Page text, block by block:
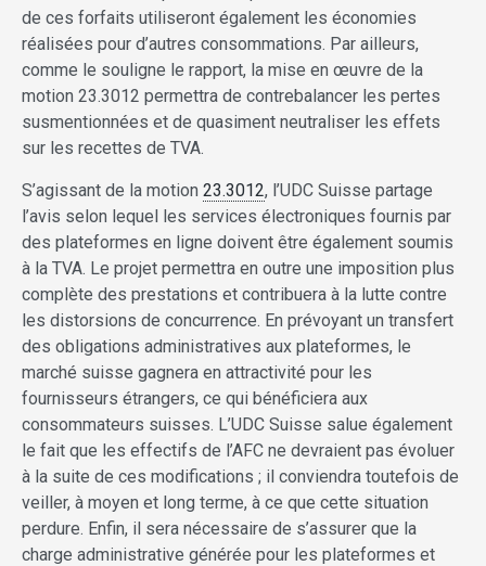
de ces forfaits utiliseront également les économies
réalisées pour d’autres consommations. Par ailleurs,
comme le souligne le rapport, la mise en œuvre de la
motion 23.3012 permettra de contrebalancer les pertes
susmentionnées et de quasiment neutraliser les effets
sur les recettes de TVA.
S’agissant de la motion 23.3012, l’UDC Suisse partage
l’avis selon lequel les services électroniques fournis par
des plateformes en ligne doivent être également soumis
à la TVA. Le projet permettra en outre une imposition plus
complète des prestations et contribuera à la lutte contre
les distorsions de concurrence. En prévoyant un transfert
des obligations administratives aux plateformes, le
marché suisse gagnera en attractivité pour les
fournisseurs étrangers, ce qui bénéficiera aux
consommateurs suisses. L’UDC Suisse salue également
le fait que les effectifs de l’AFC ne devraient pas évoluer
à la suite de ces modifications ; il conviendra toutefois de
veiller, à moyen et long terme, à ce que cette situation
perdure. Enfin, il sera nécessaire de s’assurer que la
charge administrative générée pour les plateformes et